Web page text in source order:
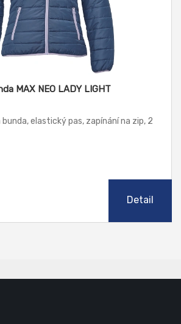
MAX NEO LADY LIGHT
elastický pas, zapínání na zip, 2
Detail